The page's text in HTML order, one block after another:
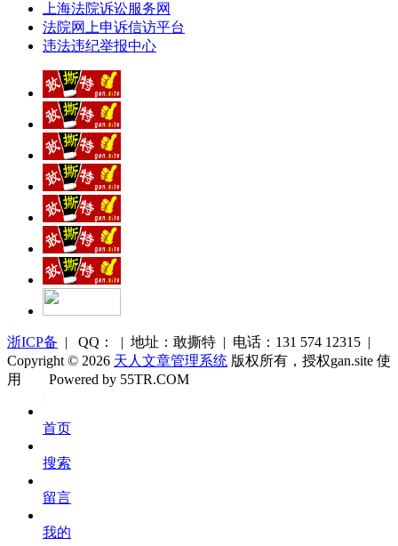
上海法院诉讼服务网
法院网上申诉信访平台
违法违纪举报中心
浙ICP备 | QQ： | 地址：敢撕特 | 电话：131 574 12315 |
Copyright © 2026 天人文章管理系统 版权所有，授权gan.site 使
用
库
Powered by 55TR.COM
首页
搜索
留言
我的